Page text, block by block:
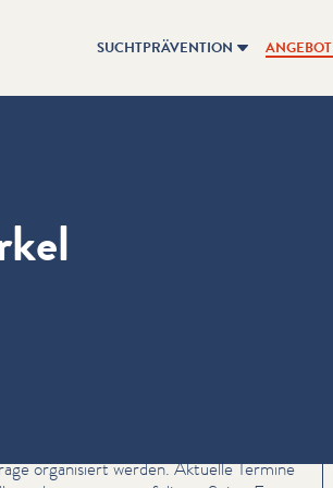
SUCHTPRÄVENTION ANGEBOT
organisiert werden. Aktuelle Termine